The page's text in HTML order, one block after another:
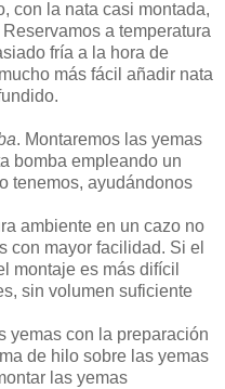
con la nata casi montada,
a temperatura
fría a la hora de
más fácil añadir nata
. Montaremos las yemas
bomba empleando un
tenemos, ayudándonos
ambiente en un cazo no
con mayor facilidad. Si el
montaje es más difícil
sin volumen suficiente
yemas con la preparación
de hilo sobre las yemas
las yemas